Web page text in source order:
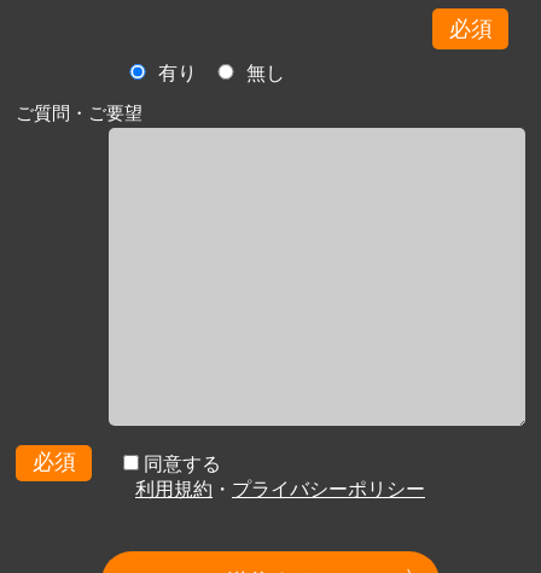
必須
有り
無し
ご質問・ご要望
必須
同意する
利用規約 ・ プライバシーポリシー